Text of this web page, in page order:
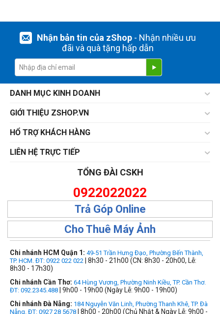
Nhận bản tin của zShop- Nhận nhiều ưu
đãi và quà tặng hấp dẫn
DANH MỤC KINH DOANH
GIỚI THIỆU ZSHOP.VN
HỔ TRỢ KHÁCH HÀNG
LIÊN HỆ TRỰC TIẾP
TỔNG ĐÀI CSKH
0922022022
Trả Góp Online
Cho Thuê Máy Ảnh
Chi nhánh HCM Quận 1: 49-51 Trần Hưng Đạo, Phường Bến Thành,
TP. HCM. ĐT: 0922 022 022 | 8h30 - 21h00 (CN: 8h30 - 20h00, Lễ:
8h30 - 17h30)
Chi nhánh Cần Thơ: 64 Hùng Vương, Phường Ninh Kiều, TP. Cần Thơ.
ĐT: 092.2345.488 | 9h00 - 19h00 (Ngày Lễ: 9h00 - 19h00)
Chi nhánh Đà Nẵng: 184 Nguyễn Văn Linh, Phường Thanh Khê, TP. Đà
Nẵng. ĐT: 0927 28 5678 | 8h00 - 20h00 (Chủ Nhật & Ngày Lễ: 9h00 -